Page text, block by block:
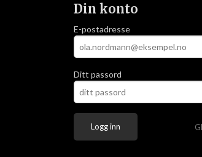
Din konto
E-postadresse
Ditt passord